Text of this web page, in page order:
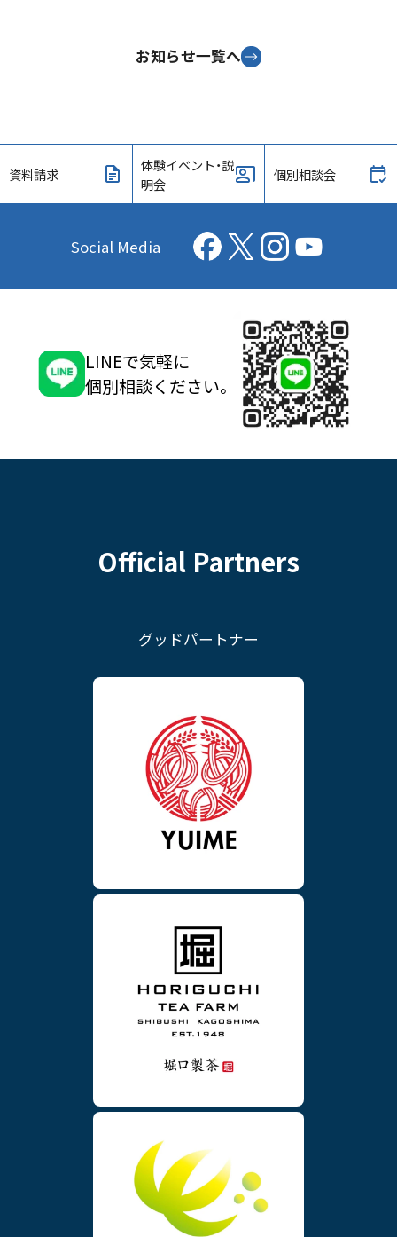
お知らせ一覧へ
資料請求
体験イベント・説
明会
個別相談会
Social Media
LINEで気軽に
個別相談ください。
Official Partners
グッドパートナー